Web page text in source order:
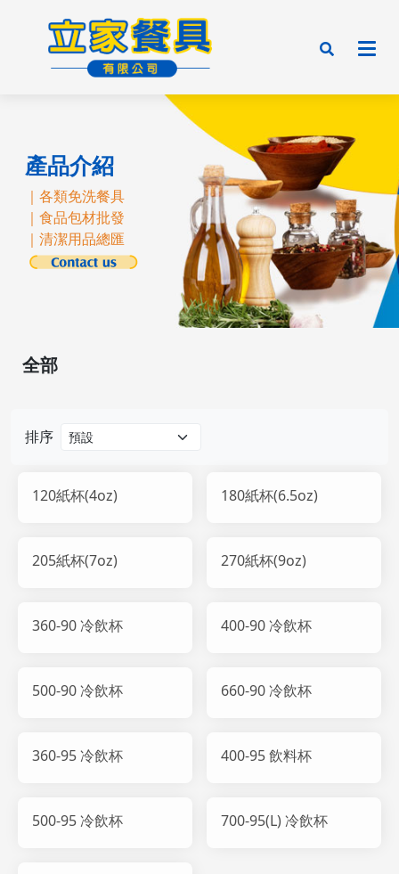
產品介紹
｜各類免洗餐具
｜食品包材批發
｜清潔用品總匯
排序
120紙杯(4oz) 180紙杯(6.5oz)
205紙杯(7oz) 270紙杯(9oz)
360-90 冷飲杯 400-90 冷飲杯
500-90 冷飲杯 660-90 冷飲杯
360-95 冷飲杯 400-95 飲料杯
500-95 冷飲杯 700-95(L) 冷飲杯
全部